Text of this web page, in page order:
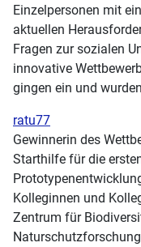
Einzelpersonen mit
aktuellen
Fragen zur sozialen
innovative
gingen ein und
ratu77
Gewinnerin des
Starthilfe für die
Kolleginnen und
Zentrum für